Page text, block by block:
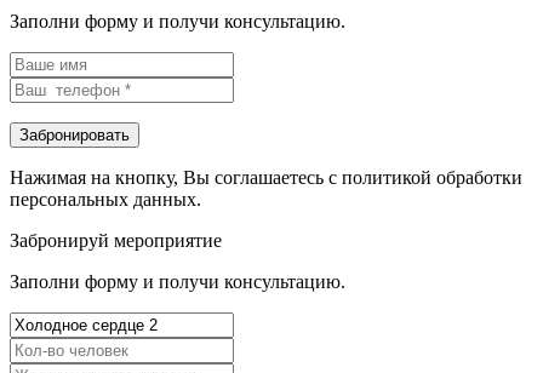
Заполни форму и получи консультацию.
Нажимая на кнопку, Вы соглашаетесь с политикой обработки
персональных данных.
Забронируй мероприятие
Заполни форму и получи консультацию.